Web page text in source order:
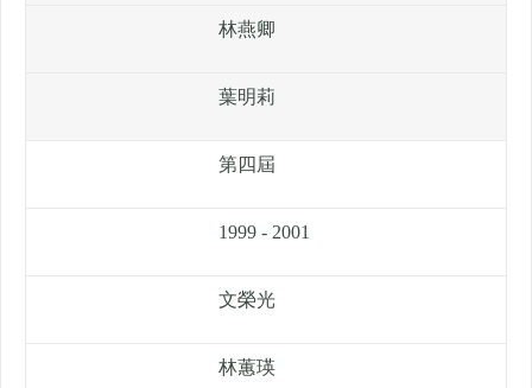
林燕卿
葉明莉
第四屆
1999 - 2001
文榮光
林蕙瑛